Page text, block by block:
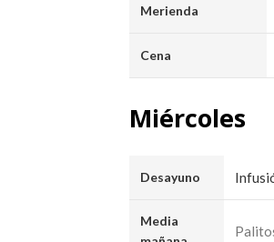
Merienda
Cena
Miércoles
Desayuno
Media